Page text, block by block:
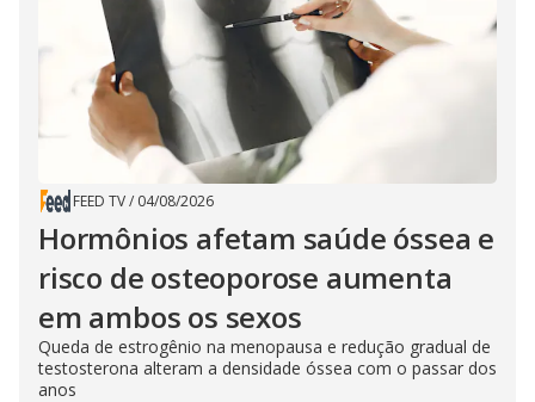
FEED TV/ 04/08/2026
Hormônios afetam saúde óssea e
risco de osteoporose aumenta
em ambos os sexos
Queda de estrogênio na menopausa e redução gradual de
testosterona alteram a densidade óssea com o passar dos
anos